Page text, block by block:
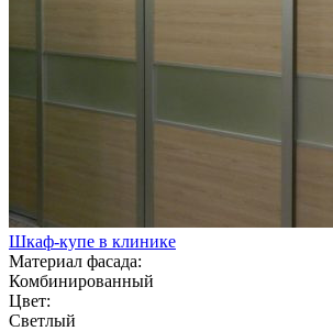
Шкаф-купе в клинике
Материал фасада:
Комбинированный
Цвет:
Светлый